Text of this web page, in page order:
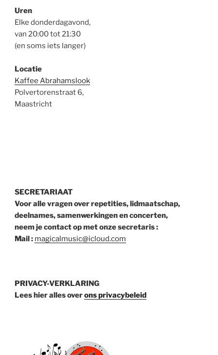
Uren
Elke donderdagavond,
van 20:00 tot 21:30
(en soms iets langer)
Locatie
Kaffee Abrahamslook
Polvertorenstraat 6,
Maastricht
SECRETARIAAT
Voor alle vragen over repetities, lidmaatschap,
deelnames, samenwerkingen en concerten,
neem je contact op met onze secretaris :
Mail : magicalmusic@icloud.com
PRIVACY-VERKLARING
Lees hier alles overons privacybeleid